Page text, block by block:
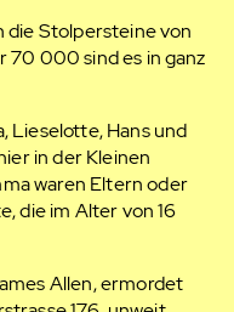
Stolpersteine von
70 000 sind es in ganz
Lieselotte, Hans und
in der Kleinen
waren Eltern oder
die im Alter von 16
Allen, ermordet